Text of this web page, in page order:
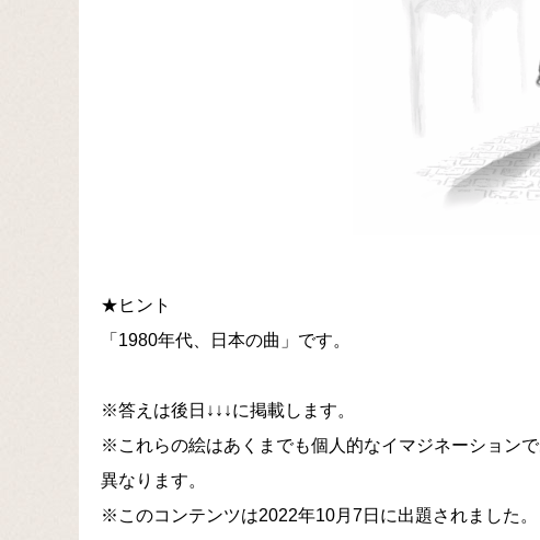
★ヒント
「1980年代、日本の曲」です。
※答えは後日↓↓↓に掲載します。
※これらの絵はあくまでも個人的なイマジネーション
異なります。
※このコンテンツは2022年10月7日に出題されました。